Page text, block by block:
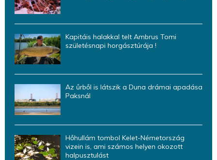
Kapitáis halakkal telt Ambrus Tomi
születésnapi horgásztúrája !
Az űrből is látszik a Duna drámai apadása
Paksnál
Hőhullám tombol Kelet-Németország
vizein is, ami számos helyen okozott
halpusztulást